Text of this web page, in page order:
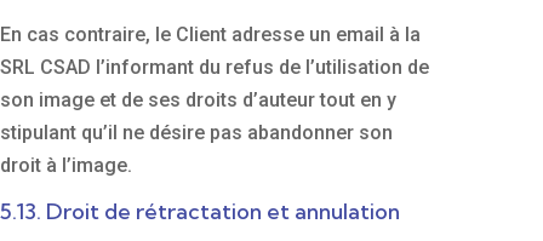
En cas contraire, le Client adresse un email à la
SRL CSAD l’informant du refus de l’utilisation de
son image et de ses droits d’auteur tout en y
stipulant qu’il ne désire pas abandonner son
droit à l’image.
5.13. Droit de rétractation et annulation